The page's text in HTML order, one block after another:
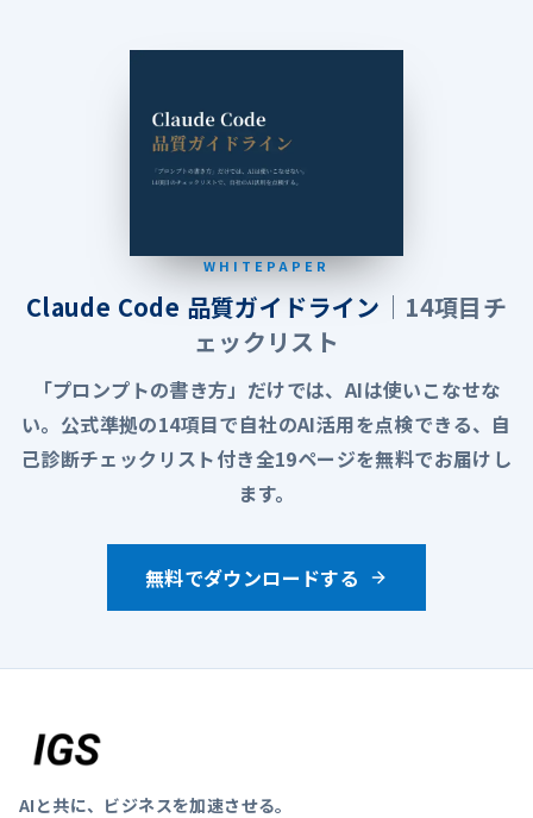
WHITEPAPER
Claude Code 品質ガイドライン ｜14項目チ
ェックリスト
「プロンプトの書き方」だけでは、AIは使いこなせな
い。公式準拠の14項目で自社のAI活用を点検できる、自
己診断チェックリスト付き全19ページを無料でお届けし
ます。
無料でダウンロードする
AIと共に、ビジネスを加速させる。